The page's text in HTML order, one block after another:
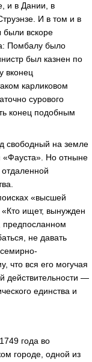
и в Дании, в
И в том и в
были вскоре
Помбалу было
был казнен по
вконец
карликовом
сурового
конец подобным
свободный на земле
«Фауста». Но отныне
«высшей
ищет, вынужден
предпосланном
не давать
что вся его могучая
действительности —
единства и
года во
городе, одной из